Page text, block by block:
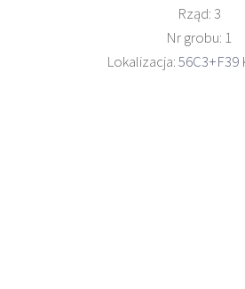
Rząd: 3
Nr grobu: 1
Lokalizacja:56C3+F39